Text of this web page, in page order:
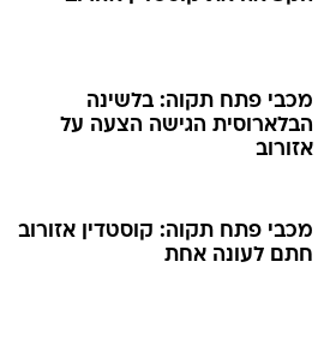
מכבי פתח תקוה: בלשינה
הבלארוסית הגישה הצעה על
אזורוב
מכבי פתח תקוה: קוסטדין אזורוב
חתם לעונה אחת